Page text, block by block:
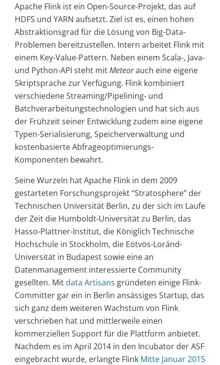
Apache Flink ist ein Open-Source-Projekt, das auf
HDFS und YARN aufsetzt. Ziel ist es, einen hohen
Abstraktionsgrad für die Lösung von Big-Data-
Problemen bereitzustellen. Intern arbeitet Flink mit
einem Key-Value-Pattern. Neben einem Scala-, Java-
und Python-API steht mitMeteorauch eine eigene
Skriptsprache zur Verfügung. Flink kombiniert
verschiedene Streaming/Pipelining- und
Batchverarbeitungstechnologien und hat sich aus
der Frühzeit seiner Entwicklung zudem eine eigene
Typen-Serialisierung, Speicherverwaltung und
kostenbasierte Abfrageoptimierungs-
Komponenten bewahrt.
Seine Wurzeln hat Apache Flink in dem 2009
gestarteten Forschungsprojekt “Stratosphere” der
Technischen Universität Berlin, zu der sich im Laufe
der Zeit die Humboldt-Universität zu Berlin, das
Hasso-Plattner-Institut, die Königlich Technische
Hochschule in Stockholm, die Eötvös-Loránd-
Universität in Budapest sowie eine an
Datenmanagement interessierte Community
gesellten. Mit data Artisans gründeten einige Flink-
Committer gar ein in Berlin ansässiges Startup, das
sich ganz dem weiteren Wachstum von Flink
verschrieben hat und mittlerweile einen
kommerziellen Support für die Plattform anbietet.
Nachdem es im April 2014 in den Incubator der ASF
eingebracht wurde, erlangte Flink Mitte Januar 2015